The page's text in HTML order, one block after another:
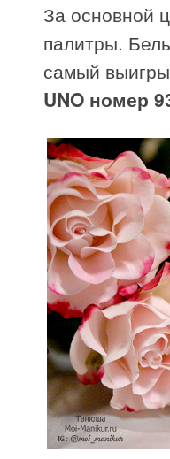
За основной
палитры.
самый
UNO номер